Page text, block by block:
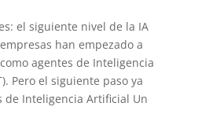
el siguiente nivel de la IA
han empezado a
agentes de Inteligencia
Pero el siguiente paso ya
de Inteligencia Artificial Un